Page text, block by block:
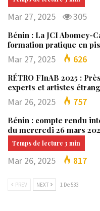
Mar 27, 2025 305
Bénin : La JCI Abomey-
formation pratique en
Mar 27, 2025 626
RÉTRO FInAB 2025 :
experts et artistes
Mar 26, 2025 757
Bénin : compte rendu
du mercredi 26 mars
Mar 26, 2025 817
PREV NEXT 1 De 533